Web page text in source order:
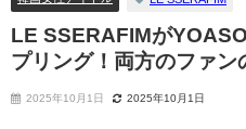
LE SSERAFIMが
プリング！両方のファン
2025年10月1日 2025年10月1日